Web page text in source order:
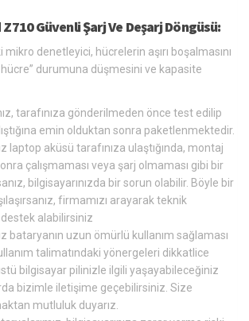
Güvenli Şarj Ve Deşarj Döngüsü:
denetleyici, hücrelerin aşırı boşalmasını
durumuna düşmesini ve kapasite
tarafınıza gönderilmeden önce test edilip
emin olduktan sonra paketlenmektedir.
laptop aküsü tarafınıza ulaştığında, montaj
çalışmaması veya şarj olmaması gibi bir
bilgisayarınızda bir sorun olabilir. Böyle bir
firmamızı arayarak teknik
alabilirsiniz
bataryanın uzun ömürlü kullanım sağlaması
talimatındaki yönergeleri dikkatlice
bilgisayar pilinizle ilgili yaşayabileceğiniz
bizimle iletişime geçebilirsiniz. Size
mutluluk duyarız.